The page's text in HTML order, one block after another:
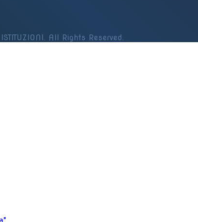
All Rights Reserved.